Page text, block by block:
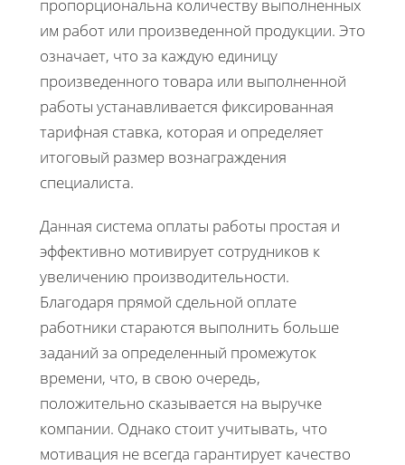
пропорциональна количеству выполненных
им работ или произведенной продукции. Это
означает, что за каждую единицу
произведенного товара или выполненной
работы устанавливается фиксированная
тарифная ставка, которая и определяет
итоговый размер вознаграждения
специалиста.
Данная система оплаты работы простая и
эффективно мотивирует сотрудников к
увеличению производительности.
Благодаря прямой сдельной оплате
работники стараются выполнить больше
заданий за определенный промежуток
времени, что, в свою очередь,
положительно сказывается на выручке
компании. Однако стоит учитывать, что
мотивация не всегда гарантирует качество